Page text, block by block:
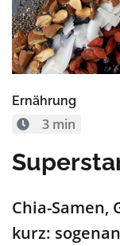
Ernährung
3 min
Chia-Samen,
kurz: